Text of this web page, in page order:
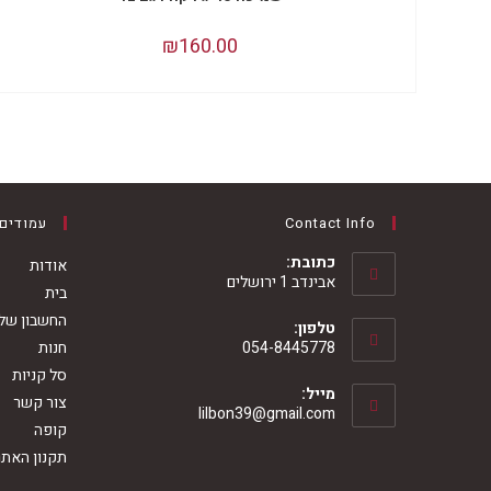
לבחור
₪160.00
Contact Info
כתובת:
אבינדב 1 ירושלים
טלפון:
054-8445778
in
your
מייל:
lilbon39@gmail.com
Opens
עמודים
אודות
בית
החשבון
חנות
סל קניות
צור קשר
קופה
תקנון